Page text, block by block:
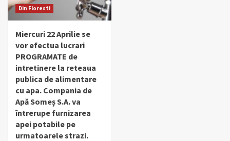
Din Floresti
Miercuri 22 Aprilie se
vor efectua lucrari
PROGRAMATE de
intretinere la reteaua
publica de alimentare
cu apa. Compania de
Apă Someș S.A. va
întrerupe furnizarea
apei potabile pe
urmatoarele strazi.